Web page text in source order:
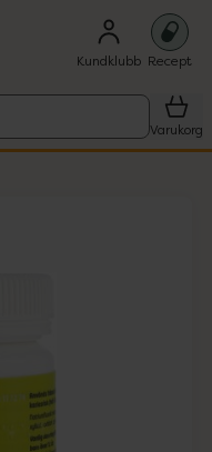
Kundklubb Recept
Varukorg